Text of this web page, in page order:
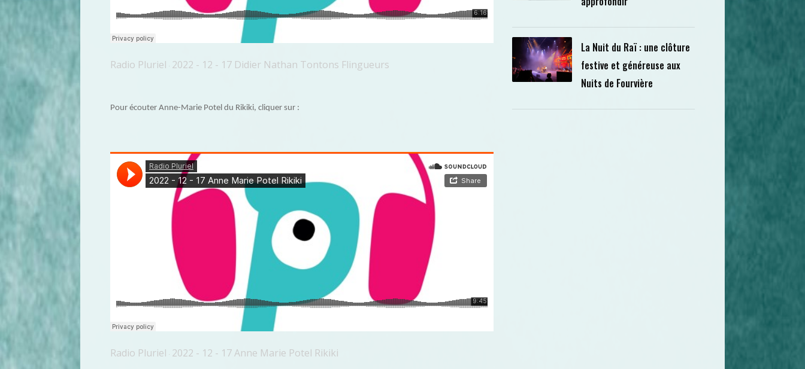
Radio Pluriel · 2022 - 12 - 17 Didier Nathan Tontons Flingueurs
Pour écouter Anne-Marie Potel du Rikiki, cliquer sur :
Radio Pluriel · 2022 - 12 - 17 Anne Marie Potel Rikiki
La Nuit du Raï : une clôture
festive et généreuse aux
Nuits de Fourvière